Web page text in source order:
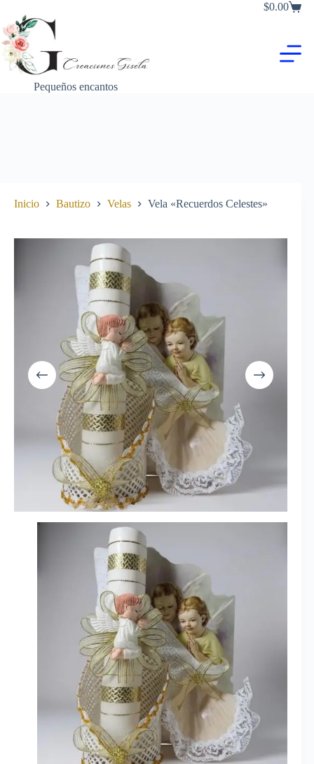
contenido
Carro
$0.00
Pequeños encantos
Inicio Bautizo Velas Vela «Recuerdos Celestes»